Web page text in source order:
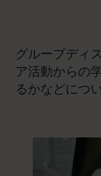
グループディ
ア活動からの
るかなどにつ